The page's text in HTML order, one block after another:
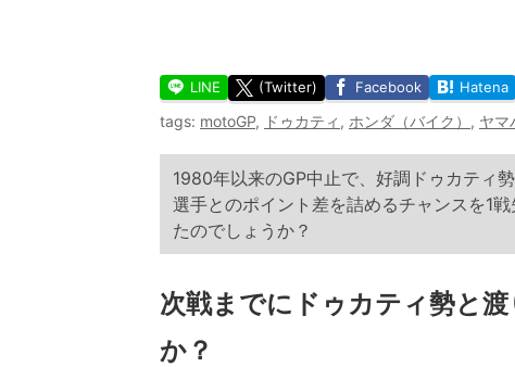
LINE (Twitter) Facebook Hatena
tags: motoGP, ドゥカティ , ホンダ（バイク） , ヤマ
1980年以来のGP中止で、好調ドゥカティ
選手とのポイント差を詰めるチャンスを1
たのでしょうか？
次戦までにドゥカティ勢と
か？